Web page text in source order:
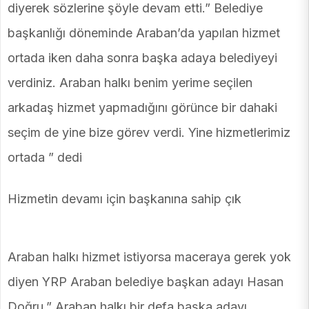
diyerek sözlerine şöyle devam etti.” Belediye
başkanlığı döneminde Araban’da yapılan hizmet
ortada iken daha sonra başka adaya belediyeyi
verdiniz. Araban halkı benim yerime seçilen
arkadaş hizmet yapmadığını görünce bir dahaki
seçim de yine bize görev verdi. Yine hizmetlerimiz
ortada ” dedi
Hizmetin devamı için başkanına sahip çık
Araban halkı hizmet istiyorsa maceraya gerek yok
diyen YRP Araban belediye başkan adayı Hasan